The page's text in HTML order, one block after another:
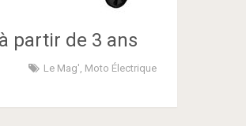
partir de 3 ans
Le Mag' Moto Électrique